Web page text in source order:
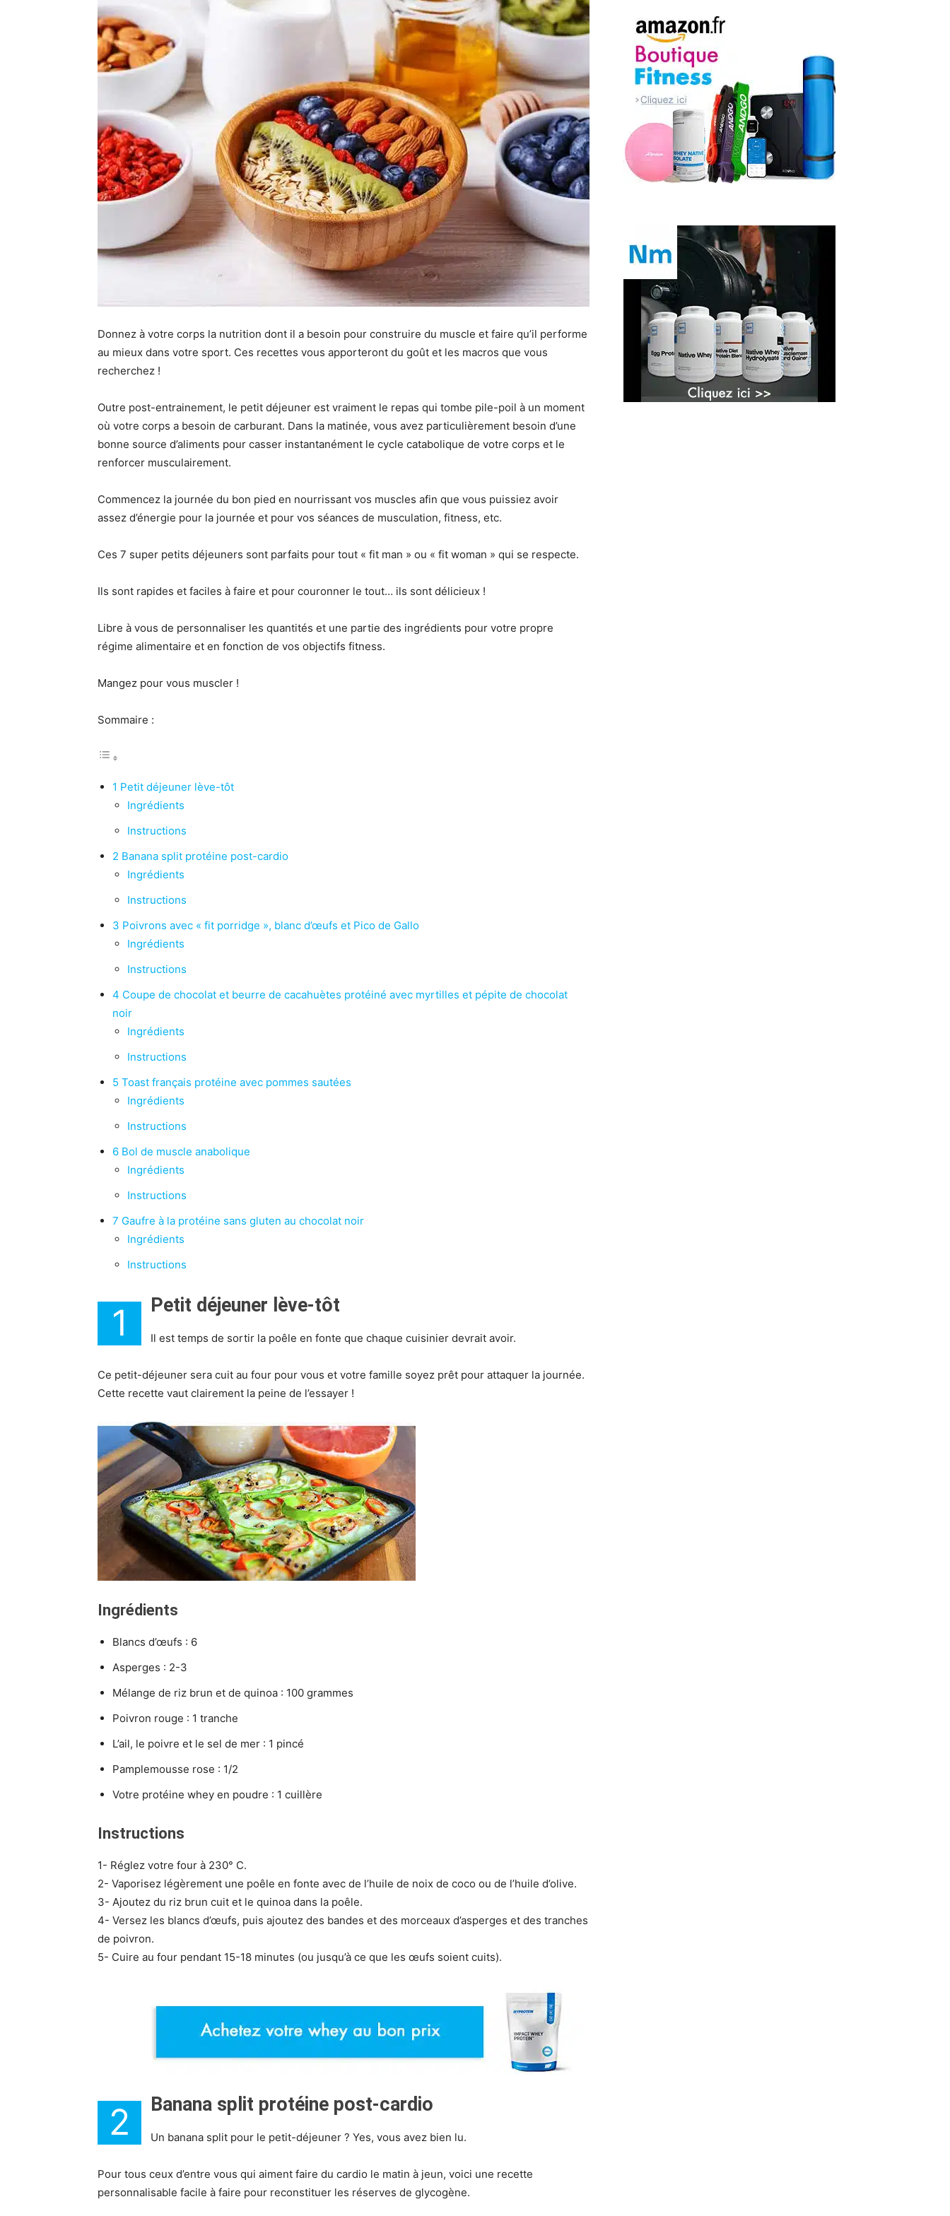
Donnez à votre corps la nutrition dont il a besoin pour construire du muscle et faire qu’il performe
au mieux dans votre sport. Ces recettes vous apporteront du goût et les macros que vous
recherchez !
Outre post-entrainement, le petit déjeuner est vraiment le repas qui tombe pile-poil à un moment
où votre corps a besoin de carburant. Dans la matinée, vous avez particulièrement besoin d’une
bonne source d’aliments pour casser instantanément le cycle catabolique de votre corps et le
renforcer musculairement.
Commencez la journée du bon pied en nourrissant vos muscles afin que vous puissiez avoir
assez d’énergie pour la journée et pour vos séances de musculation, fitness, etc.
Ces 7 super petits déjeuners sont parfaits pour tout « fit man » ou « fit woman » qui se respecte.
Ils sont rapides et faciles à faire et pour couronner le tout… ils sont délicieux !
Libre à vous de personnaliser les quantités et une partie des ingrédients pour votre propre
régime alimentaire et en fonction de vos objectifs fitness.
Mangez pour vous muscler !
Sommaire :
1 Petit déjeuner lève-tôt
Ingrédients
Instructions
2 Banana split protéine post-cardio
Ingrédients
Instructions
3 Poivrons avec « fit porridge », blanc d’œufs et Pico de Gallo
Ingrédients
Instructions
4 Coupe de chocolat et beurre de cacahuètes protéiné avec myrtilles et pépite de chocolat
noir
Ingrédients
Instructions
5 Toast français protéine avec pommes sautées
Ingrédients
Instructions
6 Bol de muscle anabolique
Ingrédients
Instructions
7 Gaufre à la protéine sans gluten au chocolat noir
Ingrédients
Instructions
1 Petit déjeuner lève-tôt
Il est temps de sortir la poêle en fonte que chaque cuisinier devrait avoir.
Ce petit-déjeuner sera cuit au four pour vous et votre famille soyez prêt pour attaquer la journée.
Cette recette vaut clairement la peine de l’essayer !
Ingrédients
Blancs d’œufs : 6
Asperges : 2-3
Mélange de riz brun et de quinoa : 100 grammes
Poivron rouge : 1 tranche
L’ail, le poivre et le sel de mer : 1 pincé
Pamplemousse rose : 1/2
Votre protéine whey en poudre : 1 cuillère
Instructions
1- Réglez votre four à 230° C.
2- Vaporisez légèrement une poêle en fonte avec de l’huile de noix de coco ou de l’huile d’olive.
3- Ajoutez du riz brun cuit et le quinoa dans la poêle.
4- Versez les blancs d’œufs, puis ajoutez des bandes et des morceaux d’asperges et des tranches
de poivron.
5- Cuire au four pendant 15-18 minutes (ou jusqu’à ce que les œufs soient cuits).
2 Banana split protéine post-cardio
Un banana split pour le petit-déjeuner ? Yes, vous avez bien lu.
Pour tous ceux d’entre vous qui aiment faire du cardio le matin à jeun, voici une recette
personnalisable facile à faire pour reconstituer les réserves de glycogène.